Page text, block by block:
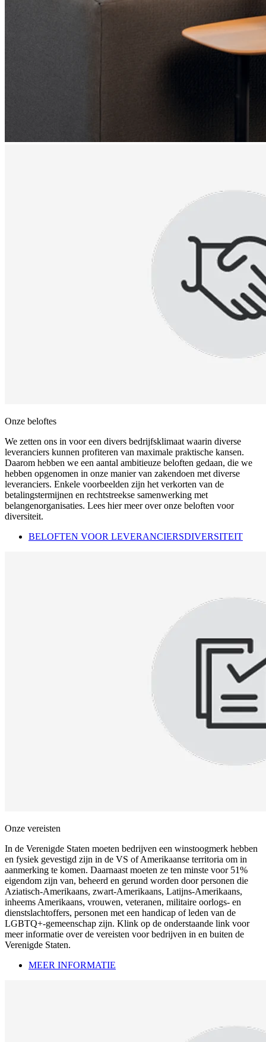
Onze beloftes
We zetten ons in voor een divers bedrijfsklimaat waarin diverse
leveranciers kunnen profiteren van maximale praktische kansen.
Daarom hebben we een aantal ambitieuze beloften gedaan, die we
hebben opgenomen in onze manier van zakendoen met diverse
leveranciers. Enkele voorbeelden zijn het verkorten van de
betalingstermijnen en rechtstreekse samenwerking met
belangenorganisaties. Lees hier meer over onze beloften voor
diversiteit.
BELOFTEN VOOR LEVERANCIERSDIVERSITEIT
Onze vereisten
In de Verenigde Staten moeten bedrijven een winstoogmerk hebben
en fysiek gevestigd zijn in de VS of Amerikaanse territoria om in
aanmerking te komen. Daarnaast moeten ze ten minste voor 51%
eigendom zijn van, beheerd en gerund worden door personen die
Aziatisch-Amerikaans, zwart-Amerikaans, Latijns-Amerikaans,
inheems Amerikaans, vrouwen, veteranen, militaire oorlogs- en
dienstslachtoffers, personen met een handicap of leden van de
LGBTQ+-gemeenschap zijn. Klink op de onderstaande link voor
meer informatie over de vereisten voor bedrijven in en buiten de
Verenigde Staten.
MEER INFORMATIE